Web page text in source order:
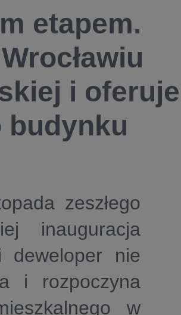
etapem.
i oferuje
budynku
zeszłego
inauguracja
deweloper nie
i rozpoczyna
w